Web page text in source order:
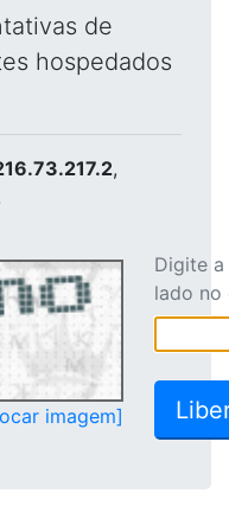
de
hospedados
,
imagem]
Digite
lado no